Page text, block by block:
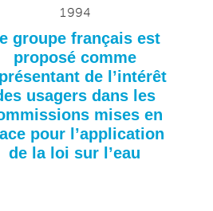
1994
groupe français est
proposé comme
de l’intérêt
usagers dans les
mises en
pour l’application
de la loi sur l’eau